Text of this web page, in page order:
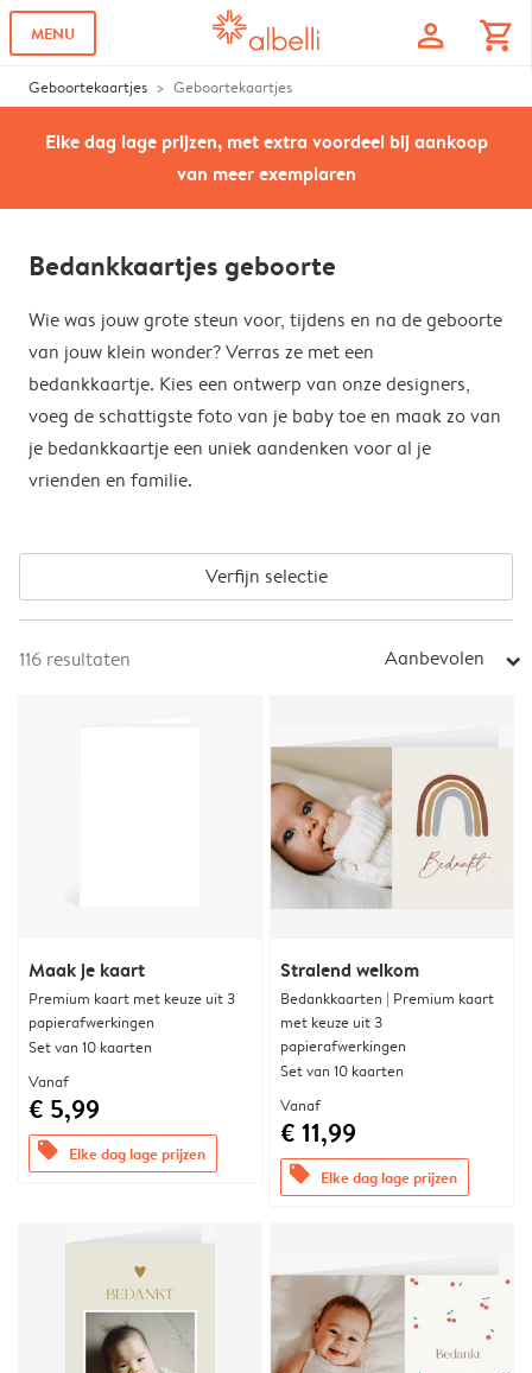
MENU profile shopping_cart
Geboortekaartjes Geboortekaartjes
Elke dag lage prijzen, met extra voordeel bij aankoop
van meer exemplaren
Bedankkaartjes geboorte
Wie was jouw grote steun voor, tijdens en na de geboorte
van jouw klein wonder? Verras ze met een
bedankkaartje. Kies een ontwerp van onze designers,
voeg de schattigste foto van je baby toe en maak zo van
je bedankkaartje een uniek aandenken voor al je
vrienden en familie.
Verfijn selectie
116 resultaten Aanbevolen arrow_right
Maak je kaart
Premium kaart met keuze uit 3
papierafwerkingen
Set van 10 kaarten
Vanaf
€ 5,99
offers Elke dag lage prijzen
Stralend welkom
Bedankkaarten | Premium kaart
met keuze uit 3
papierafwerkingen
Set van 10 kaarten
Vanaf
€ 11,99
offers Elke dag lage prijzen